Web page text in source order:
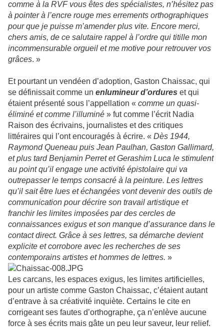
comme à la RVF vous êtes des spécialistes, n’hésitez pas
à pointer à l’encre rouge mes errements orthographiques
pour que je puisse m’amender plus vite. Encore merci,
chers amis, de ce salutaire rappel à l’ordre qui titille mon
incommensurable orgueil et me motive pour retrouver vos
grâces. »
Et pourtant un vendéen d’adoption, Gaston Chaissac, qui
se définissait comme un enlumineur d’ordures et qui
étaient présenté sous l’appellation « comme un quasi-
éliminé et comme l’illuminé » fut comme l’écrit Nadia
Raison des écrivains, journalistes et des critiques
littéraires qui l’ont encouragés à écrire. « Dès 1944,
Raymond Queneau puis Jean Paulhan, Gaston Gallimard,
et plus tard Benjamin Perret et Gerashim Luca le stimulent
au point qu’il engage une activité épistolaire qui va
outrepasser le temps consacré à la peinture. Les lettres
qu’il sait être lues et échangées vont devenir des outils de
communication pour décrire son travail artistique et
franchir les limites imposées par des cercles de
connaissances exigus et son manque d’assurance dans le
contact direct. Grâce à ses lettres, sa démarche devient
explicite et corrobore avec les recherches de ses
contemporains artistes et hommes de lettres. »
Les carcans, les espaces exigus, les limites artificielles,
pour un artiste comme Gaston Chaissac, c’étaient autant
d’entrave à sa créativité inquiète. Certains le cite en
corrigeant ses fautes d’orthographe, ça n’enlève aucune
force à ses écrits mais gâte un peu leur saveur, leur relief.